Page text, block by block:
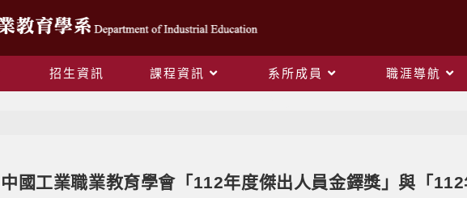
招生資訊 課程資訊 系所成員 職涯導航
中國工業職業教育學會「112年度傑出人員金鐸獎」與「